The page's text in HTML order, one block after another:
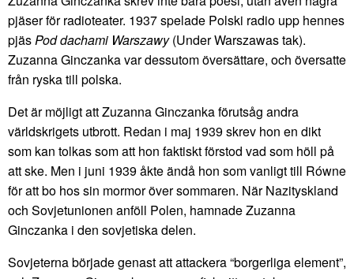
pjäser för radioteater. 1937 spelade Polski radio upp hennes
pjäsPod dachami Warszawy(Under Warszawas tak).
Zuzanna Ginczanka var dessutom översättare, och översatte
från ryska till polska.
Det är möjligt att Zuzanna Ginczanka förutsåg andra
världskrigets utbrott. Redan i maj 1939 skrev hon en dikt
som kan tolkas som att hon faktiskt förstod vad som höll på
att ske. Men i juni 1939 åkte ändå hon som vanligt till Równe
för att bo hos sin mormor över sommaren. När Nazityskland
och Sovjetunionen anföll Polen, hamnade Zuzanna
Ginczanka i den sovjetiska delen.
Sovjeterna började genast att attackera “borgerliga element”,